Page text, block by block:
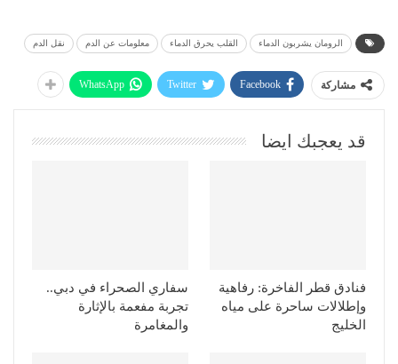
الرومان يشربون الدماء القلب يحرق الدماء معلومات عن الدم نقل الدم
مشاركة Facebook
Twitter
WhatsApp
قد يعجبك ايضا
فنادق قطر الفاخرة: رفاهية
وإطلالات ساحرة على مياه
الخليج
سفاري الصحراء في دبي..
تجربة مفعمة بالإثارة
والمغامرة